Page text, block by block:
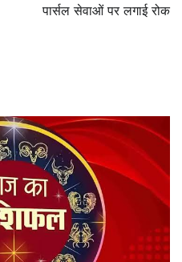
पार्सल सेवाओं पर लगाई रोक